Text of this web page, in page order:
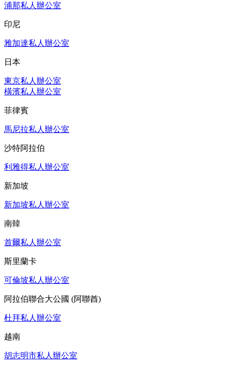
浦那私人辦公室
印尼
雅加達私人辦公室
日本
東京私人辦公室
橫濱私人辦公室
菲律賓
馬尼拉私人辦公室
沙特阿拉伯
利雅得私人辦公室
新加坡
新加坡私人辦公室
南韓
首爾私人辦公室
斯里蘭卡
可倫坡私人辦公室
阿拉伯聯合大公國 (阿聯酋)
杜拜私人辦公室
越南
胡志明市私人辦公室